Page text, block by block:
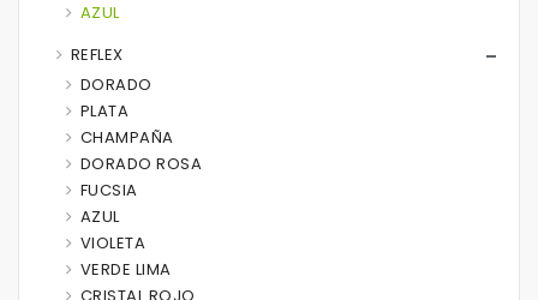
AZUL
REFLEX
DORADO
PLATA
CHAMPAÑA
DORADO ROSA
FUCSIA
AZUL
VIOLETA
VERDE LIMA